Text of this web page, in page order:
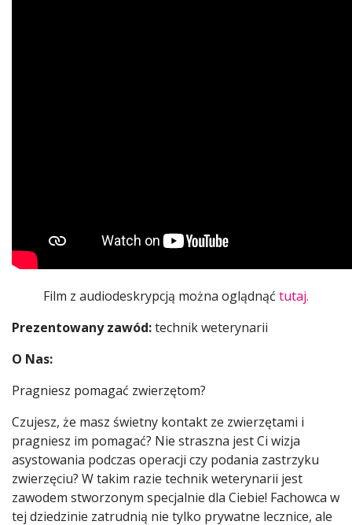
Film z audiodeskrypcją można oglądnąć tutaj.
Prezentowany zawód:technik weterynarii
O Nas:
Pragniesz pomagać zwierzętom?
Czujesz, że masz świetny kontakt ze zwierzętami i
pragniesz im pomagać? Nie straszna jest Ci wizja
asystowania podczas operacji czy podania zastrzyku
zwierzęciu? W takim razie technik weterynarii jest
zawodem stworzonym specjalnie dla Ciebie! Fachowca w
tej dziedzinie zatrudnią nie tylko prywatne lecznice, ale